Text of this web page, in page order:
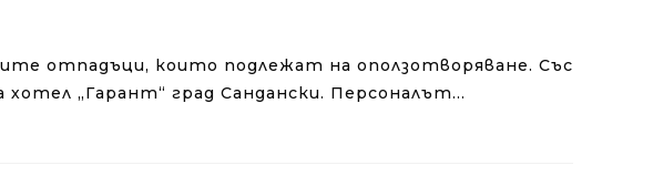
отпадъци, които подлежат на оползотворяване. Със
„Гарант“ град Сандански. Персоналът…